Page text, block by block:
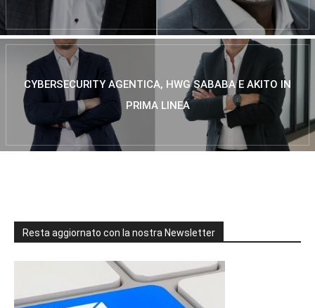
CYBERSECURITY AGENTICA, HWG SABABA E AKITO IN
PRIMA LINEA
Resta aggiornato con la nostra Newsletter